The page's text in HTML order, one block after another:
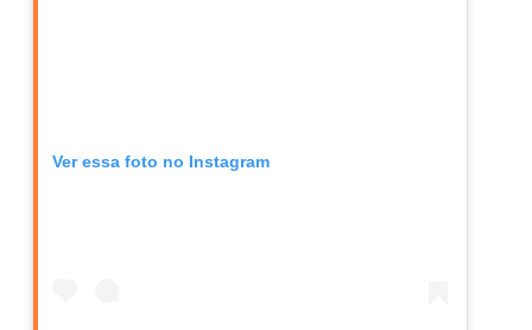
Ver essa foto no Instagram